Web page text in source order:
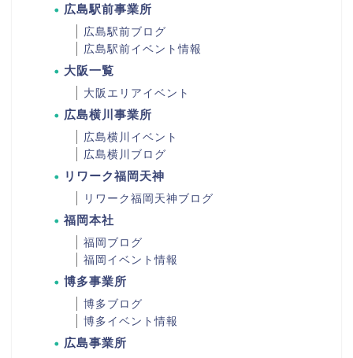
広島駅前事業所
広島駅前ブログ
広島駅前イベント情報
大阪一覧
大阪エリアイベント
広島横川事業所
広島横川イベント
広島横川ブログ
リワーク福岡天神
リワーク福岡天神ブログ
福岡本社
福岡ブログ
福岡イベント情報
博多事業所
博多ブログ
博多イベント情報
広島事業所